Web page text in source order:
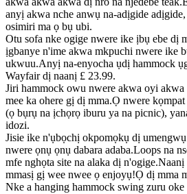
anyị akwa nche anwụ na-adịgide
osimiri ma ọ bụ ubi.
Otu sofa nke ogige nwere ike ịbụ ebe dị
ịgbanye n'ime akwa mkpuchi nwere ike
ukwuu.Anyị na-enyocha ụdị hammock
Wayfair dị naanị £ 23.99.
Jiri hammock owu nwere akwa oyi akwa
mee ka ohere gị dị mma.Ọ nwere
(ọ bụrụ na ịchọrọ iburu ya na picnic),
idozi.
Jisie ike n'ụbọchị okpomọkụ dị
nwere ọnụ ọnụ dabara adaba.Loops na
mfe nghọta site na alaka dị
mmasị gị wee nwee ọ enjoyụ!Ọ dị mma
Nke a hanging hammock swing zuru